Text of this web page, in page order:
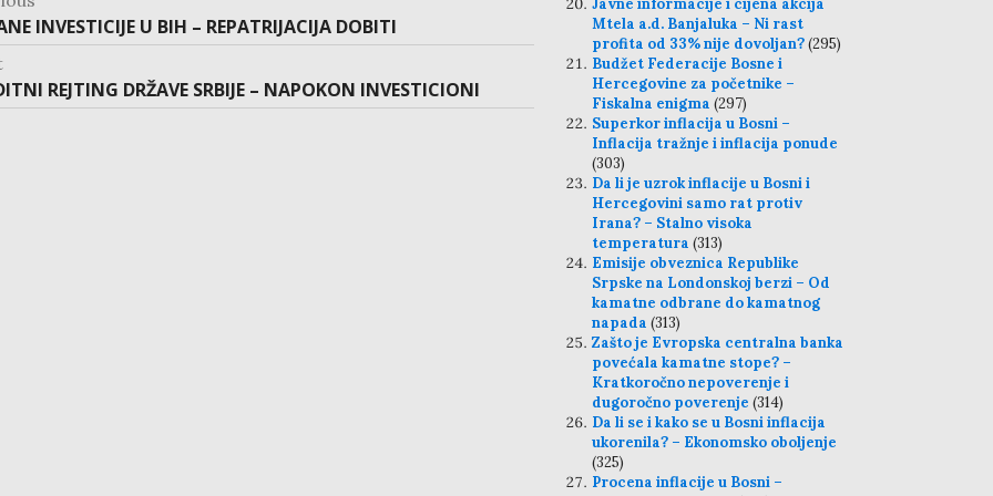
INVESTICIJE U BIH – REPATRIJACIJA DOBITI
REJTING DRŽAVE SRBIJE – NAPOKON INVESTICIONI
Mtela a.d. Banjaluka – Ni rast
profita od 33% nije dovoljan?(295)
Budžet Federacije Bosne i
Hercegovine za početnike –
Fiskalna enigma (297)
Superkor inflacija u Bosni –
Inflacija tražnje i inflacija ponude
(303)
Da li je uzrok inflacije u Bosni i
Hercegovini samo rat protiv
Irana? – Stalno visoka
temperatura (313)
Emisije obveznica Republike
Srpske na Londonskoj berzi – Od
kamatne odbrane do kamatnog
napada (313)
Zašto je Evropska centralna banka
povećala kamatne stope? –
Kratkoročno nepoverenje i
dugoročno poverenje (314)
Da li se i kako se u Bosni inflacija
ukorenila? – Ekonomsko oboljenje
(325)
Procena inflacije u Bosni –